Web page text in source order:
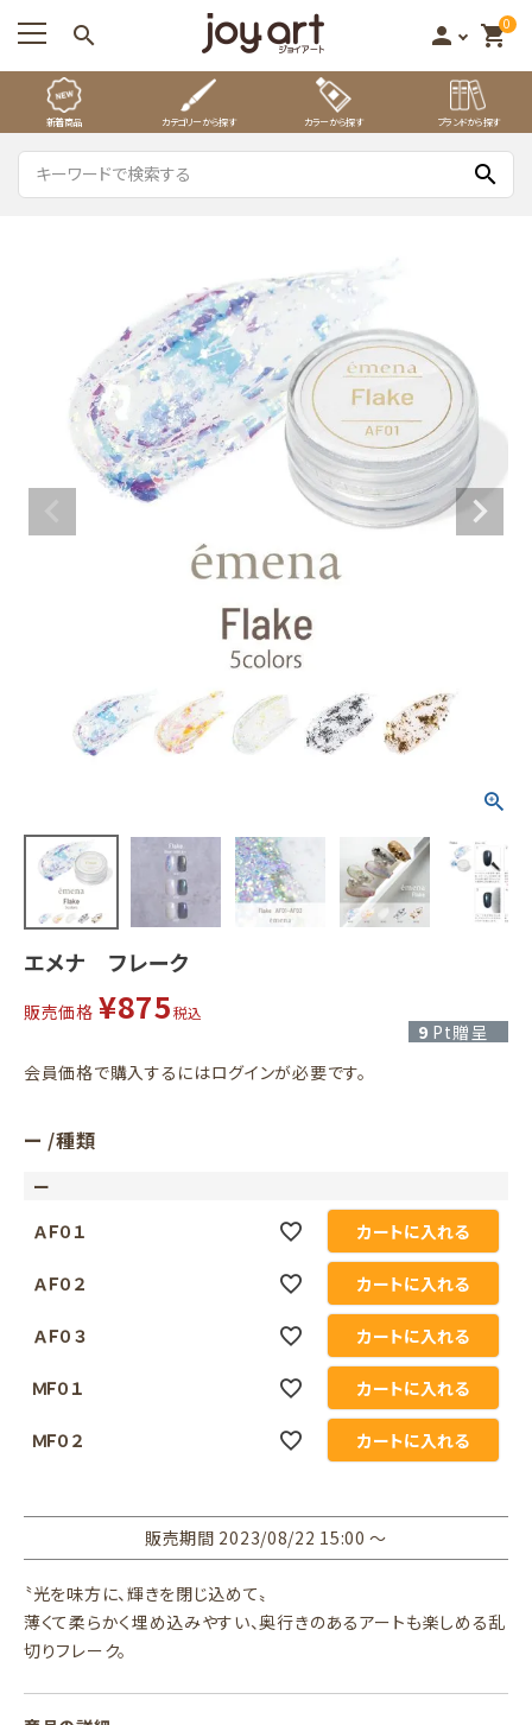
search person 0
shopping_cart
新着商品 カテゴリーから探す カラーから探す ブランドから探す
search
エメナ フレーク
販売価格 ¥875税込
9 Pt贈呈
会員価格で購入するにはログインが必要です。
ー 種類
ー
ＡＦ０１
カートに入れる
ＡＦ０２ カートに入れる
ＡＦ０３ カートに入れる
ＭＦ０１ カートに入れる
ＭＦ０２ カートに入れる
販売期間 2023/08/22 15:00〜
〝光を味方に、輝きを閉じ込めて〟
薄くて柔らかく埋め込みやすい、奥行きのあるアートも楽しめる乱
切りフレーク。